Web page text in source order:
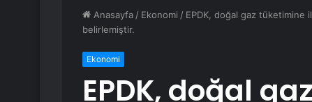
Anasayfa / Ekonomi / EPDK, doğal gaz tüketimine
belirlemiştir.
Ekonomi
EPDK, doğal